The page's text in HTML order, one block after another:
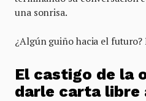
una sonrisa.
¿Algún guiño hacia el futuro?
El castigo de la
darle carta libre